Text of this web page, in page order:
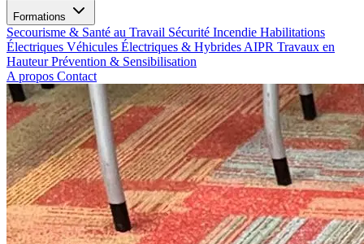
Formations
Secourisme & Santé au Travail Sécurité Incendie Habilitations
Électriques Véhicules Électriques & Hybrides AIPR Travaux en
HauteurPrévention & Sensibilisation
A propos Contact